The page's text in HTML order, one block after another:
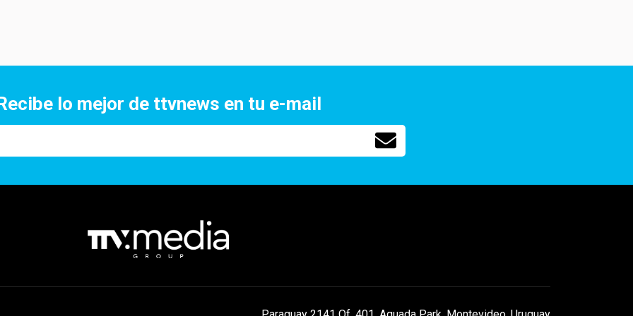
lo mejor de ttvnews en tu e-mail